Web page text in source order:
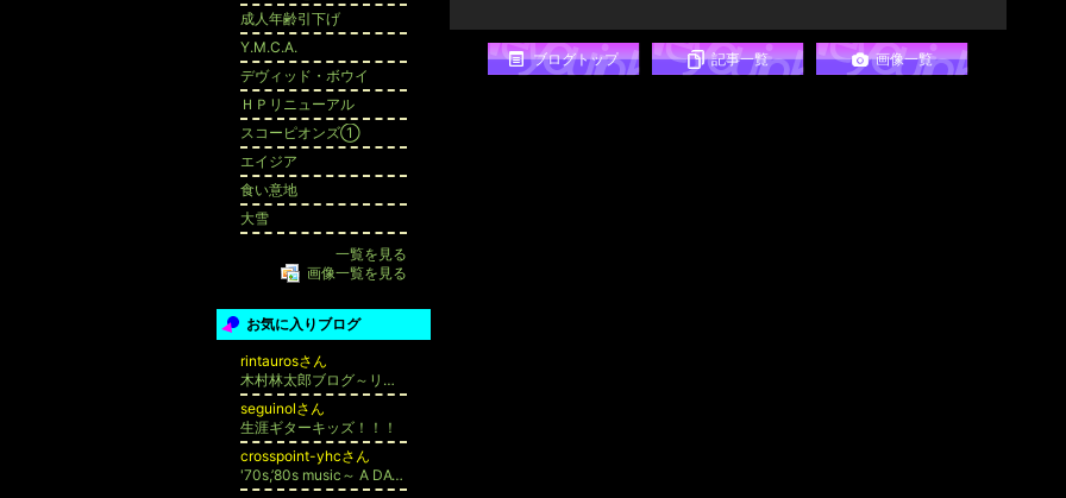
ブログトップ 記事一覧 画像一覧
成人年齢引下げ
Y.M.C.A.
デヴィッド・ボウイ
ＨＰリニューアル
スコーピオンズ①
エイジア
食い意地
大雪
一覧を見る
画像一覧を見る
お気に入りブログ
rintaurosさん
木村林太郎ブログ～リンタウロスの森
seguinolさん
生涯ギターキッズ！！！
crosspoint-yhcさん
'70s,’80s music～ A DAY IN THE LIFE